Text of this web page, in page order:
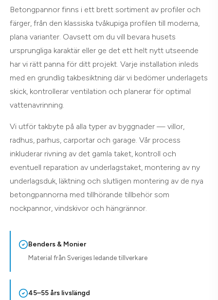
Betongpannor finns i ett brett sortiment av profiler och
färger, från den klassiska tvåkupiga profilen till moderna,
plana varianter. Oavsett om du vill bevara husets
ursprungliga karaktär eller ge det ett helt nytt utseende
har vi rätt panna för ditt projekt. Varje installation inleds
med en grundlig takbesiktning där vi bedömer underlagets
skick, kontrollerar ventilation och planerar för optimal
vattenavrinning.
Vi utför takbyte på alla typer av byggnader — villor,
radhus, parhus, carportar och garage. Vår process
inkluderar rivning av det gamla taket, kontroll och
eventuell reparation av underlagstaket, montering av ny
underlagsduk, läktning och slutligen montering av de nya
betongpannorna med tillhörande tillbehör som
nockpannor, vindskivor och hängrännor.
Benders & Monier
Material från Sveriges ledande tillverkare
45–55 års livslängd